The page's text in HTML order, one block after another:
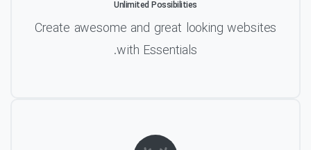
Unlimited Possibilities
Create awesome and great looking websites
with Essentials.